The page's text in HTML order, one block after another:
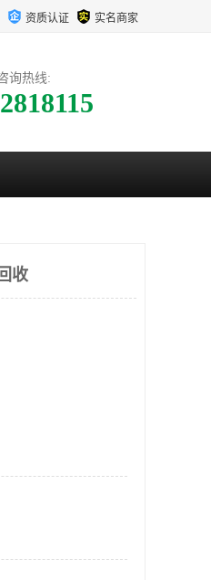
资质认证 实名商家
询热线:
收